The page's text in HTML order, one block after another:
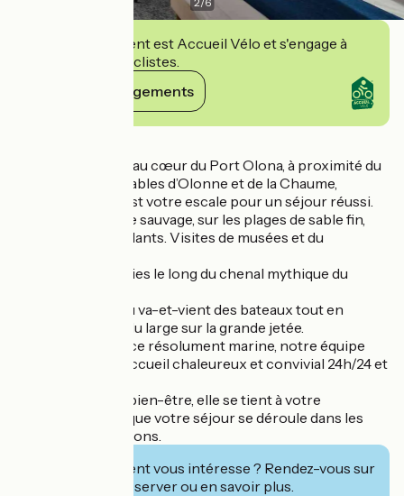
Cet établissement est Accueil Vélo et s'engage à
accueillir des cyclistes.
Voir ses engagements
Idéalement ancré au cœur du Port Olona, à proximité du
centre-ville des Sables d’Olonne et de la Chaume,
l’Admiral’s Hôtel est votre escale pour un séjour réussi.
Balades sur la côte sauvage, sur les plages de sable fin,
dans les marais salants. Visites de musées et du
Flâneries et rêveries le long du chenal mythique du
Contemplation du va-et-vient des bateaux tout en
respirant le vent du large sur la grande jetée.
Dans une ambiance résolument marine, notre équipe
vous réserve un accueil chaleureux et convivial 24h/24 et
Attentive à votre bien-être, elle se tient à votre
disposition pour que votre séjour se déroule dans les
meilleures conditions.
Cet établissement vous intéresse ? Rendez-vous sur
leur site pour réserver ou en savoir plus.